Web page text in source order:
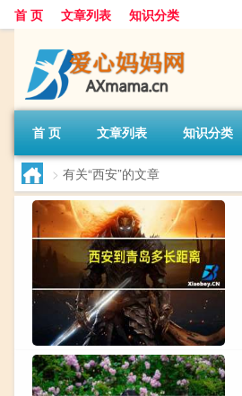
首 页 文章列表 知识分类
首 页 文章列表 知识分类
> 有关“西安”的文章